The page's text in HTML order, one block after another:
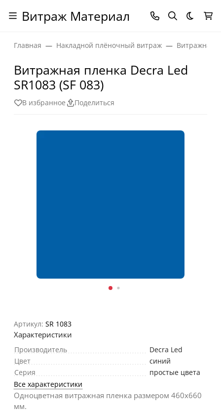
Витраж Материал Темная
Главная Накладной плёночный витраж Витражная
Витражная пленка Decra Led
SR1083 (SF 083)
В избранное Поделиться
Артикул: SR 1083
Характеристики
Производитель
Decra Led
Цвет
синий
Серия
простые цвета
Все характеристики
Одноцветная витражная пленка размером 460х660
мм.